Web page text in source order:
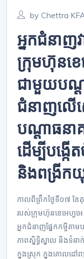
by Chettra
អ្នកជំនាញ
ក្រុមហ៊ុនខេ
ជាមួយបណ្
ជំនាញលើស
បណ្តាធនា
ដើម្បីបង្ក
និងពង្រីកយុ
កាលពីព្រឹកថ្ងៃទី០៧ ខែ
របស់ក្រុមហ៊ុនខេអេហ្វអ
អ្នកជំនាញផ្នែកកម្ចីតា
ភាពស្និទ្ធិស្នាល និងទំន
ក្នុងស្រុក ក្នុងគោលដៅព